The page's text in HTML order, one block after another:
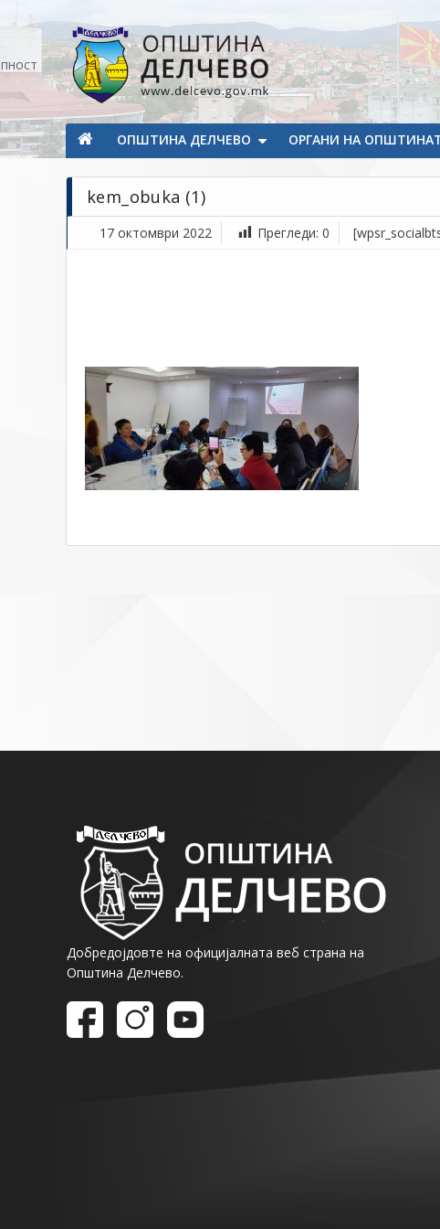
Општина Делчево
Општина Делчево
ОПШТИНА ДЕЛЧЕВО ОРГАНИ НА
kem_obuka (1)
17 октомври 2022 Прегледи: 0
Добредојдовте на официјалната веб страна на
Општина Делчево.